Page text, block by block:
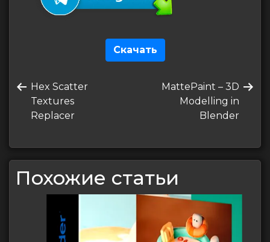
Скачать
по
записям
Предыдущая
запись
Hex Scatter
Textures
Replacer
Следующая
запись
MattePaint – 3D
Modelling in
Blender
Похожие статьи